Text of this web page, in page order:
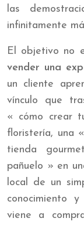
las
infinitamente
El objetivo no
vender una
un cliente
vínculo que
« cómo crear
floristería, una
tienda
pañuelo » en
local de un
conocimiento
viene a